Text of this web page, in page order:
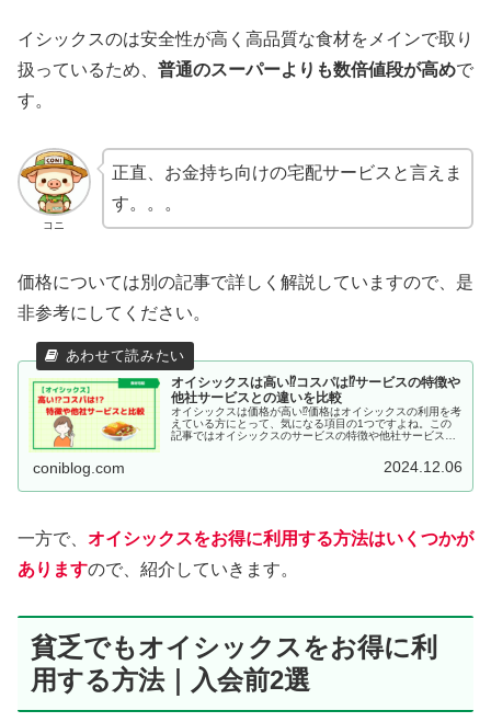
イシックスのは安全性が高く高品質な食材をメインで取り
扱っているため、 普通のスーパーよりも数倍値段が高めで
す。
コニ
正直、お金持ち向けの宅配サービスと言えま
す。。。
価格については別の記事で詳しく解説していますので、是
非参考にしてください。
オイシックスは高い⁉コスパは⁉サービスの特徴や
他社サービスとの違いを比較
オイシックスは価格が高い⁉価格はオイシックスの利用を考
えている方にとって、気になる項目の1つですよね。この
記事ではオイシックスのサービスの特徴や他社サービスと
coniblog.com 2024.12.06
一方で、 オイシックスをお得に利用する方法はいくつかが
ありますので、紹介していきます。
貧乏でもオイシックスをお得に利
用する方法｜入会前2選